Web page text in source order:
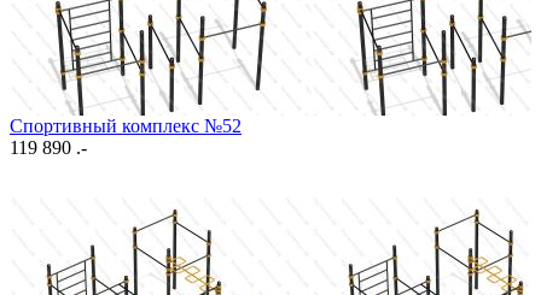
Спортивный комплекс №52
119 890 .-